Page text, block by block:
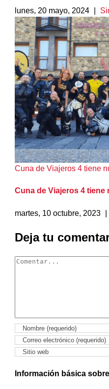
lunes, 20 mayo, 2024
Cuna de Viajeros 4 tiene
Cuna de Viajeros 4
martes, 10 octubre, 2023
Deja tu
Comentar
Información básica